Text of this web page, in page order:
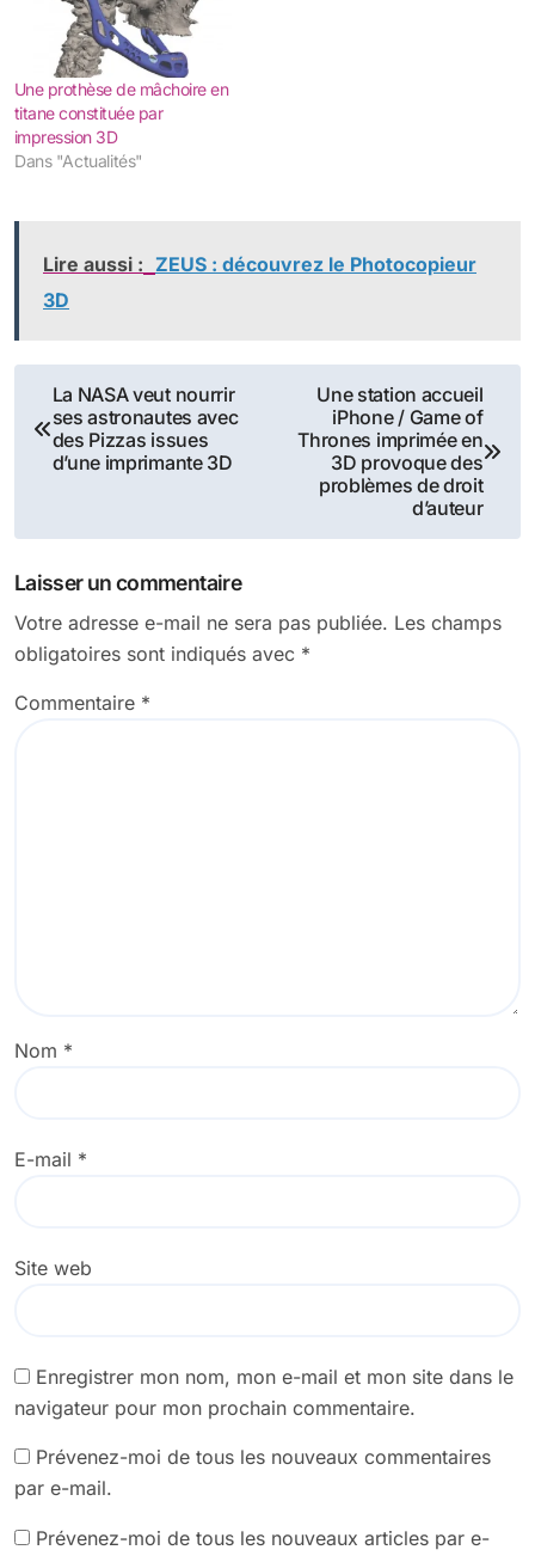
Une prothèse de mâchoire en
titane constituée par
impression 3D
Dans "Actualités"
Lire aussi : ZEUS : découvrez le Photocopieur
3D
Navigation
de
La NASA veut nourrir
ses astronautes avec
des Pizzas issues
d’une imprimante 3D
Une station accueil
iPhone / Game of
Thrones imprimée en
3D provoque des
problèmes de droit
d’auteur
Laisser un commentaire
Votre adresse e-mail ne sera pas publiée. Les champs
obligatoires sont indiqués avec *
Commentaire *
Nom *
E-mail *
Site web
Enregistrer mon nom, mon e-mail et mon site dans le
navigateur pour mon prochain commentaire.
Prévenez-moi de tous les nouveaux commentaires
par e-mail.
Prévenez-moi de tous les nouveaux articles par e-